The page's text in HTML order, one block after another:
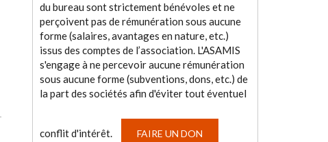
du bureau sont strictement bénévoles et ne
perçoivent pas de rémunération sous aucune
forme (salaires, avantages en nature, etc.)
issus des comptes de l’association. L'ASAMIS
s'engage à ne percevoir aucune rémunération
sous aucune forme (subventions, dons, etc.) de
la part des sociétés afin d'éviter tout éventuel
conflit d'intérêt. FAIRE UN DON